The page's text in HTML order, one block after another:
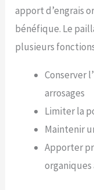
apport d’engrais
bénéfique. Le
plusieurs
Conserver
arrosages
Limiter la
Maintenir
Apporter
organiques